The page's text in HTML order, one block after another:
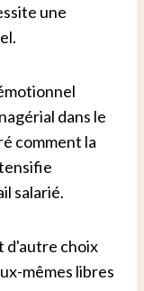
une
dans le
comment la
salarié.
d'autre choix
mêmes libres